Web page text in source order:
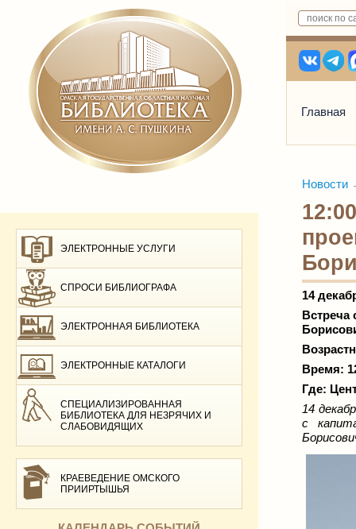
Главная
ЭЛЕКТРОННЫЕ УСЛУГИ
СПРОСИ БИБЛИОГРАФА
ЭЛЕКТРОННАЯ БИБЛИОТЕКА
ЭЛЕКТРОННЫЕ КАТАЛОГИ
СПЕЦИАЛИЗИРОВАННАЯ
БИБЛИОТЕКА ДЛЯ НЕЗРЯЧИХ И
СЛАБОВИДЯЩИХ
КРАЕВЕДЕНИЕ ОМСКОГО
ПРИИРТЫШЬЯ
Новости
14
Встреча
Время:
Где:
14
с